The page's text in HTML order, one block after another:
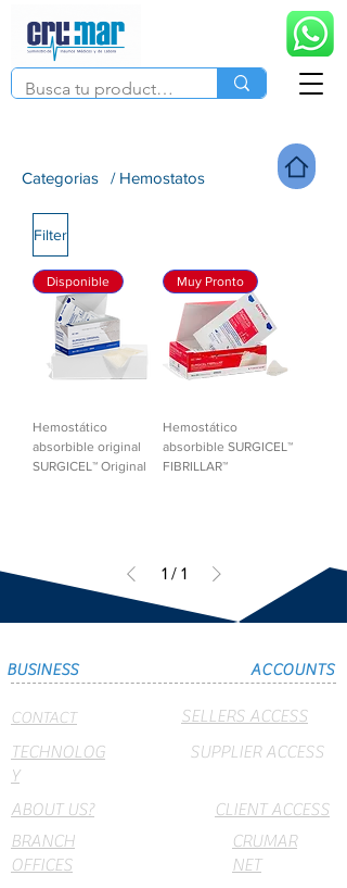
Categorias / Hemostatos
Filter
Disponible
Hemostático
absorbible original
SURGICEL™ Original
Muy Pronto
Hemostático
absorbible SURGICEL™
FIBRILLAR™
1 / 1
BUSINESS ACCOUNTS
CONTACT
SELLERS ACCESS
TECHNOLOG
Y
ABOUT US?
BRANCH
OFFICES
SUPPLIER ACCESS
CLIENT ACCESS
CRUMAR
NET